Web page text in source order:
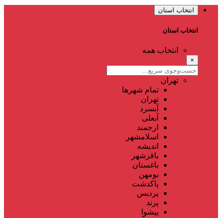
انتخاب استان
انتخاب استان
انتخاب همه
×
تهران
تمام شهر‌ها
تهران
آبسرد
آبعلی
ارجمند
اسلامشهر
اندیشه
باقرشهر
باغستان
بومهن
پاکدشت
پردیس
پرند
پیشوا